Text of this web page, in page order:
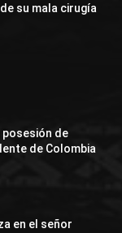
su mala cirugía
posesión de
de Colombia
en el señor